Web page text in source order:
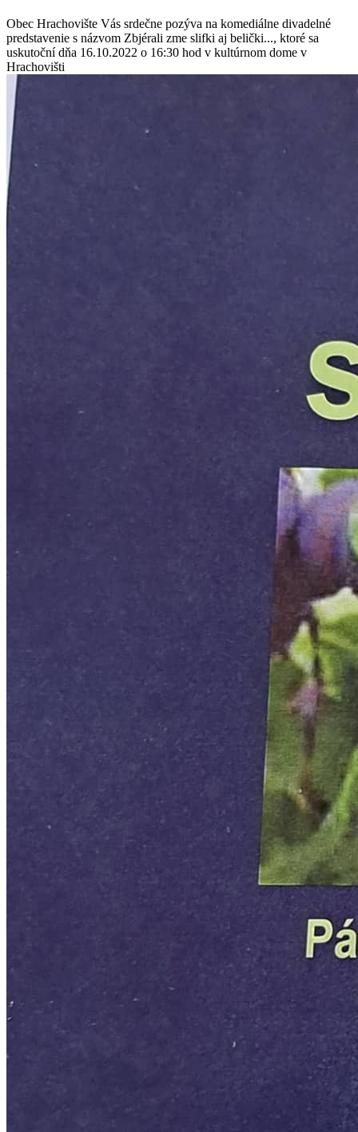
Obec Hrachovište Vás srdečne pozýva na komediálne divadelné
predstavenie s názvom Zbjérali zme slifki aj belički..., ktoré sa
uskutoční dňa 16.10.2022 o 16:30 hod v kultúrnom dome v
Hrachovišti